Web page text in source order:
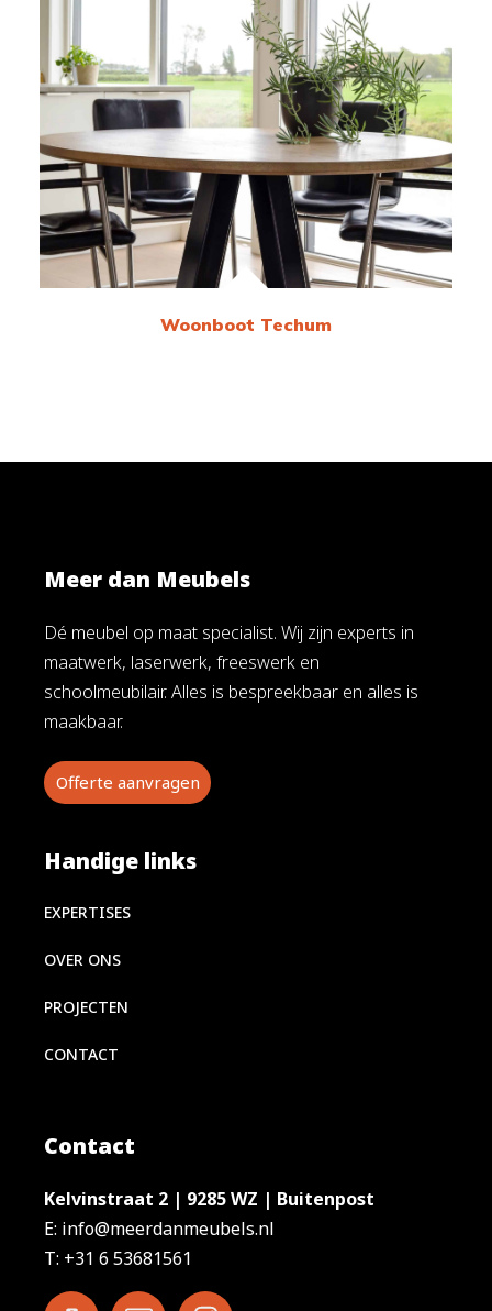
Woonboot Techum
Meer dan Meubels
Dé meubel op maat specialist. Wij zijn experts in
maatwerk, laserwerk, freeswerk en
schoolmeubilair. Alles is bespreekbaar en alles is
maakbaar.
Offerte aanvragen
Handige links
EXPERTISES
OVER ONS
PROJECTEN
CONTACT
Contact
Kelvinstraat 2 | 9285 WZ | Buitenpost
E: info@meerdanmeubels.nl
T: +31 6 53681561